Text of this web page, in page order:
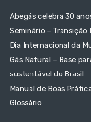
Abegás celebra 30
Seminário – Transição
Dia Internacional da
Gás Natural – Base
sustentável do Brasil
Manual de Boas
Glossário